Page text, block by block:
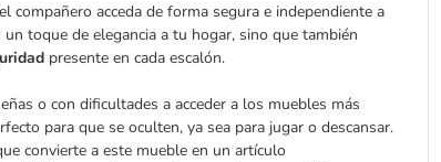
compañero acceda de forma segura e independiente a
toque de elegancia a tu hogar, sino que también
presente en cada escalón.
o con dificultades a acceder a los muebles más
para que se oculten, ya sea para jugar o descansar.
convierte a este mueble en un artículo